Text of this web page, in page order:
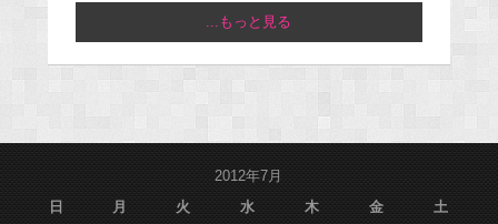
...もっと見る
2012年7月
日
月 火 水 木 金 土